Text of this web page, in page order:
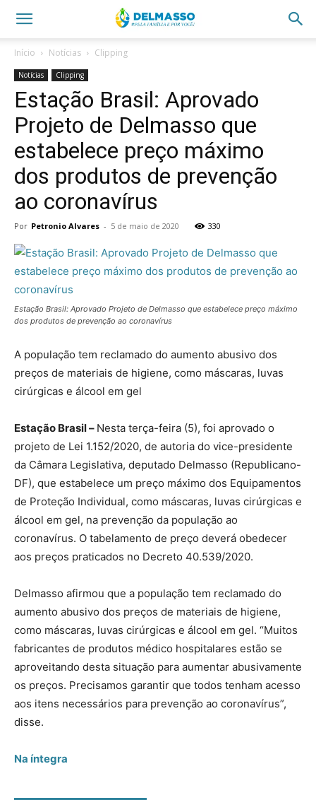
Início Notícias Clipping
Notícias Clipping
Estação Brasil: Aprovado
Projeto de Delmasso que
estabelece preço máximo
dos produtos de prevenção
ao coronavírus
Por Petronio Alvares - 5 de maio de 2020 330
Estação Brasil: Aprovado Projeto de Delmasso que estabelece preço máximo
dos produtos de prevenção ao coronavírus
A população tem reclamado do aumento abusivo dos
preços de materiais de higiene, como máscaras, luvas
cirúrgicas e álcool em gel
Estação Brasil – Nesta terça-feira (5), foi aprovado o
projeto de Lei 1.152/2020, de autoria do vice-presidente
da Câmara Legislativa, deputado Delmasso (Republicano-
DF), que estabelece um preço máximo dos Equipamentos
de Proteção Individual, como máscaras, luvas cirúrgicas e
álcool em gel, na prevenção da população ao
coronavírus. O tabelamento de preço deverá obedecer
aos preços praticados no Decreto 40.539/2020.
Delmasso afirmou que a população tem reclamado do
aumento abusivo dos preços de materiais de higiene,
como máscaras, luvas cirúrgicas e álcool em gel. “Muitos
fabricantes de produtos médico hospitalares estão se
aproveitando desta situação para aumentar abusivamente
os preços. Precisamos garantir que todos tenham acesso
aos itens necessários para prevenção ao coronavírus”,
disse.
Na íntegra